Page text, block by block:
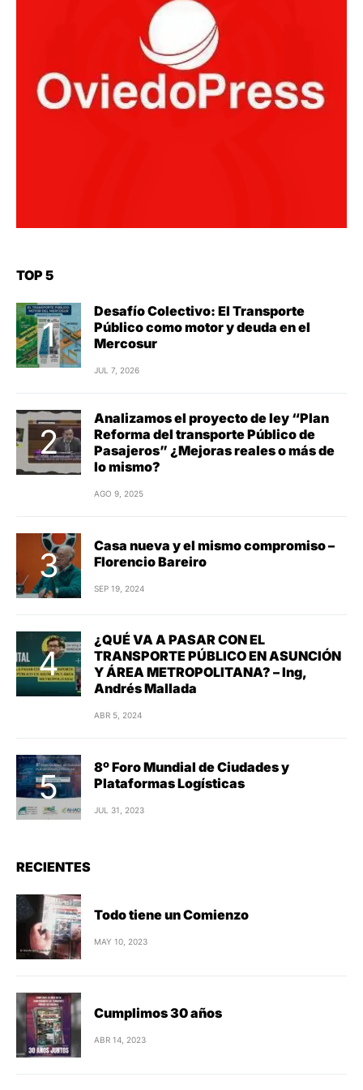
TOP 5
Desafío Colectivo: El Transporte
Público como motor y deuda en el
Mercosur
JUL 7, 2026
Analizamos el proyecto de ley “Plan
Reforma del transporte Público de
Pasajeros” ¿Mejoras reales o más de
lo mismo?
AGO 9, 2025
Casa nueva y el mismo compromiso –
Florencio Bareiro
SEP 19, 2024
¿QUÉ VA A PASAR CON EL
TRANSPORTE PÚBLICO EN ASUNCIÓN
Y ÁREA METROPOLITANA? – Ing,
Andrés Mallada
ABR 5, 2024
8º Foro Mundial de Ciudades y
Plataformas Logísticas
JUL 31, 2023
RECIENTES
Todo tiene un Comienzo
MAY 10, 2023
Cumplimos 30 años
ABR 14, 2023